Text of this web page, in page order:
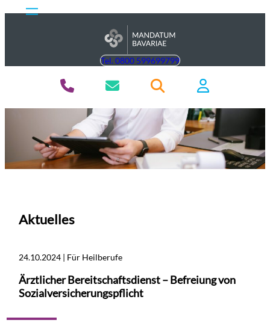
Tel. 0800 599699799
Aktuelles
24.10.2024 | Für Heilberufe
Ärztlicher Bereitschaftsdienst – Befreiung von
Sozialversicherungspflicht